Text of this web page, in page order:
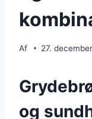
Af 27.
og